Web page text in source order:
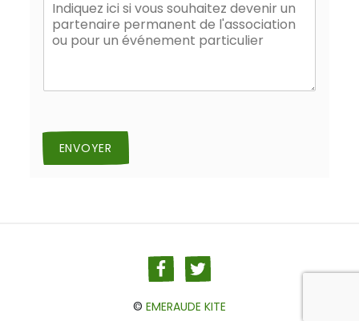
ENVOYER
Facebook
Twitter
© EMERAUDE KITE